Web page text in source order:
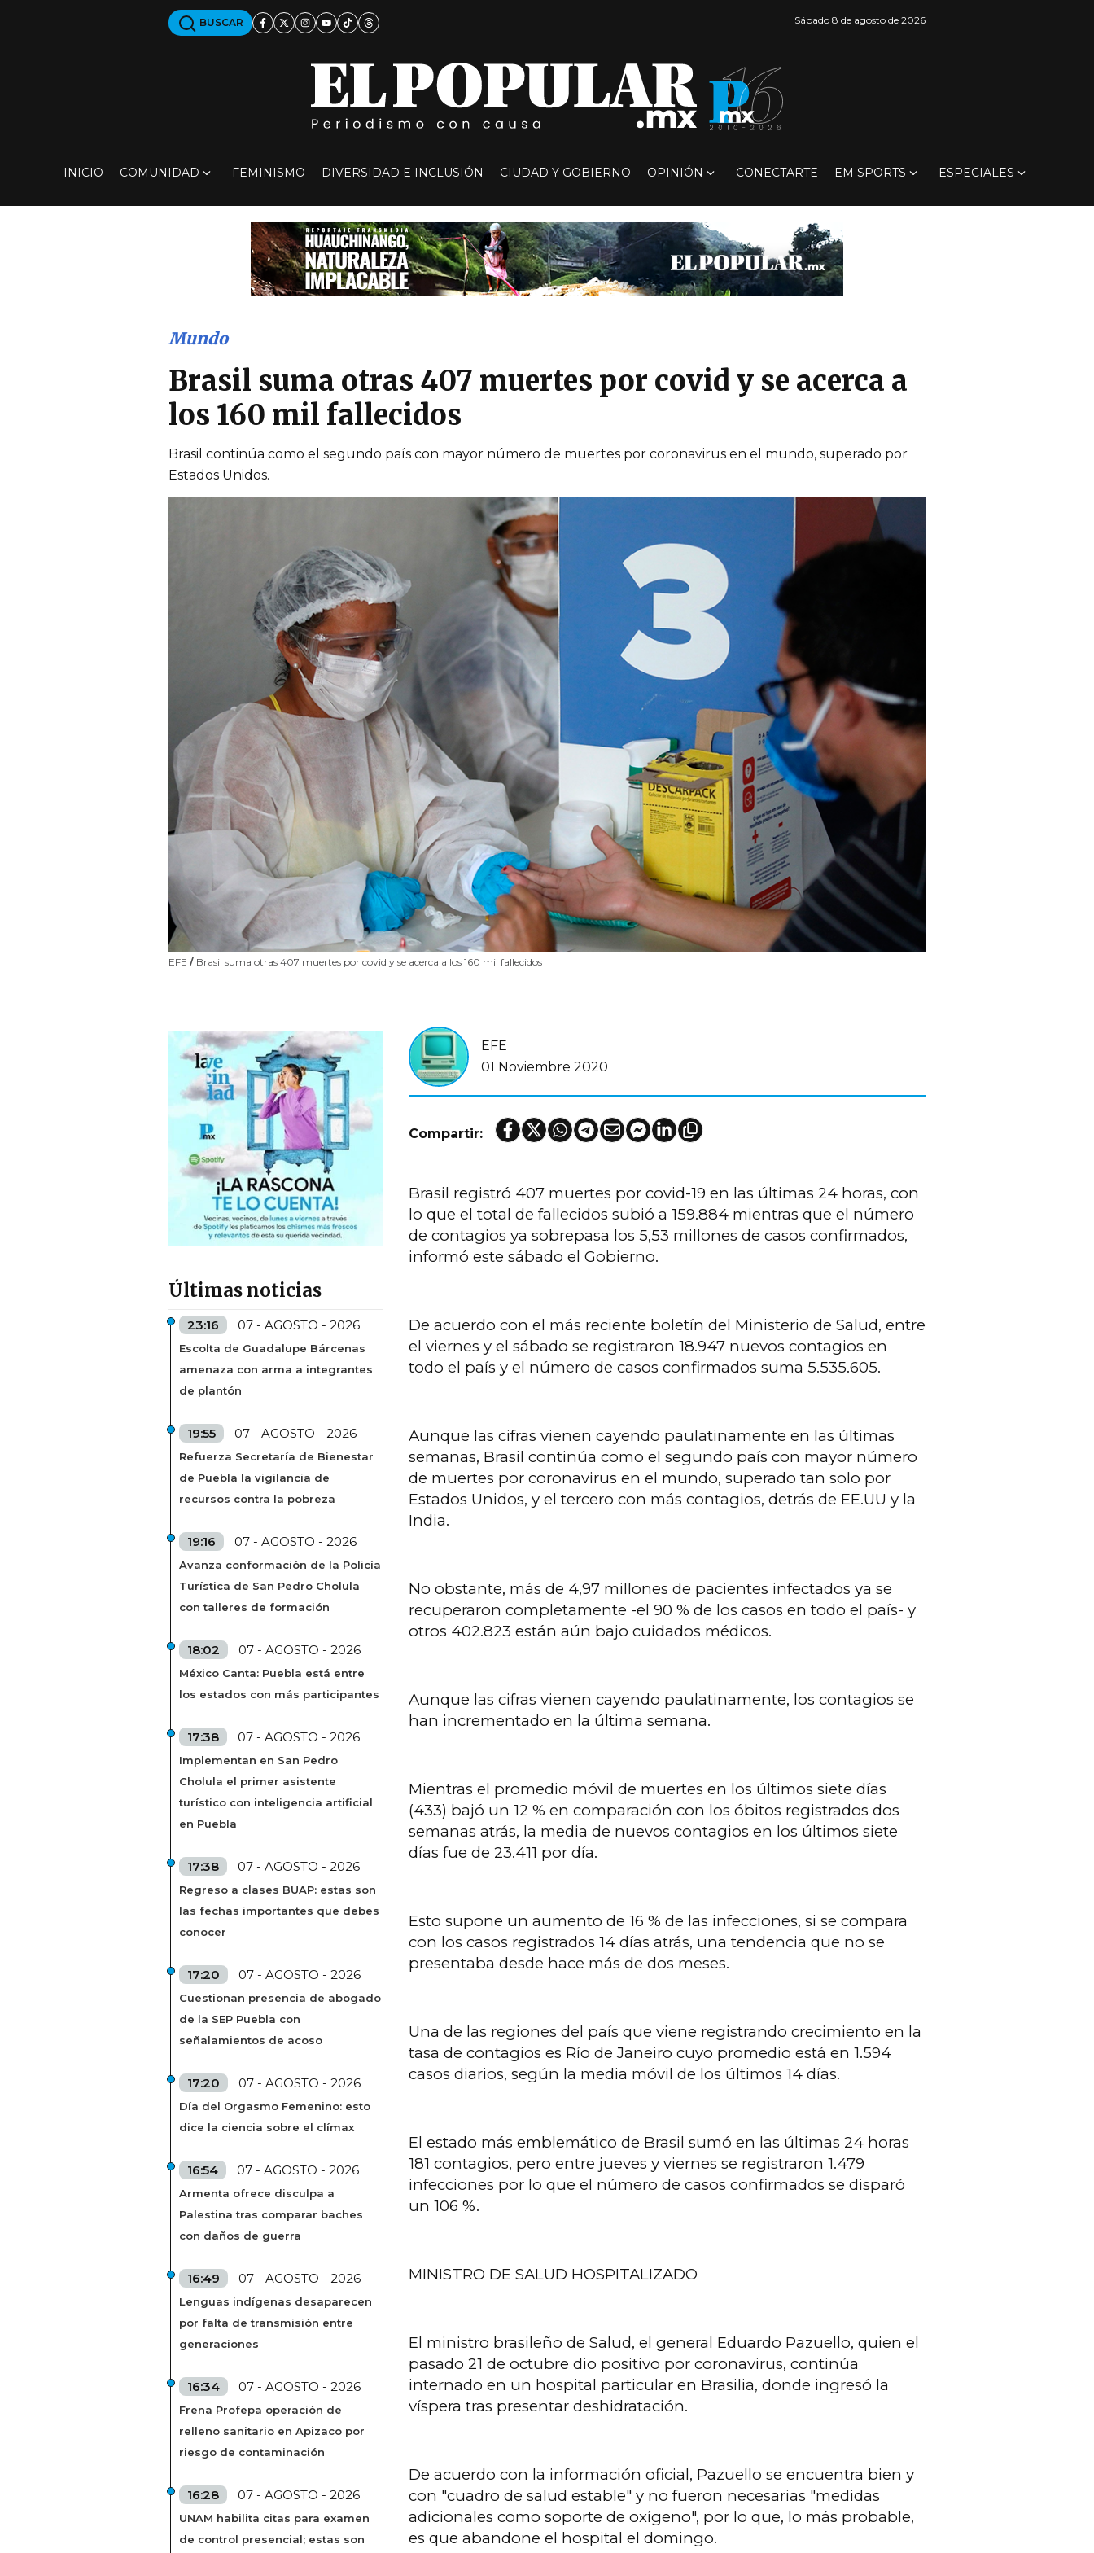
BUSCAR Sábado 8 de agosto de 2026
INICIO COMUNIDAD FEMINISMO DIVERSIDAD E INCLUSIÓN CIUDAD Y GOBIERNO OPINIÓN CONECTARTE EM SPORTS ESPECIALES
EFE / Brasil suma otras 407 muertes por covid y se acerca a los 160 mil fallecidos
Mundo
Brasil suma otras 407 muertes por covid y se acerca a
los 160 mil fallecidos
Brasil continúa como el segundo país con mayor número de muertes por coronavirus en el mundo, superado por
Estados Unidos.
Últimas noticias
23:16 07 - AGOSTO - 2026
Escolta de Guadalupe Bárcenas
amenaza con arma a integrantes
de plantón
19:55 07 - AGOSTO - 2026
Refuerza Secretaría de Bienestar
de Puebla la vigilancia de
recursos contra la pobreza
19:16 07 - AGOSTO - 2026
Avanza conformación de la Policía
Turística de San Pedro Cholula
con talleres de formación
18:02 07 - AGOSTO - 2026
México Canta: Puebla está entre
los estados con más participantes
17:38 07 - AGOSTO - 2026
Implementan en San Pedro
Cholula el primer asistente
turístico con inteligencia artificial
en Puebla
17:38 07 - AGOSTO - 2026
Regreso a clases BUAP: estas son
las fechas importantes que debes
conocer
17:20 07 - AGOSTO - 2026
Cuestionan presencia de abogado
de la SEP Puebla con
señalamientos de acoso
17:20 07 - AGOSTO - 2026
Día del Orgasmo Femenino: esto
dice la ciencia sobre el clímax
16:54 07 - AGOSTO - 2026
Armenta ofrece disculpa a
Palestina tras comparar baches
con daños de guerra
16:49 07 - AGOSTO - 2026
Lenguas indígenas desaparecen
por falta de transmisión entre
generaciones
16:34 07 - AGOSTO - 2026
Frena Profepa operación de
relleno sanitario en Apizaco por
riesgo de contaminación
16:28 07 - AGOSTO - 2026
UNAM habilita citas para examen
de control presencial; estas son
EFE
01 Noviembre 2020
Compartir:
Brasil registró 407 muertes por covid-19 en las últimas 24 horas, con
lo que el total de fallecidos subió a 159.884 mientras que el número
de contagios ya sobrepasa los 5,53 millones de casos confirmados,
informó este sábado el Gobierno.
De acuerdo con el más reciente boletín del Ministerio de Salud, entre
el viernes y el sábado se registraron 18.947 nuevos contagios en
todo el país y el número de casos confirmados suma 5.535.605.
Aunque las cifras vienen cayendo paulatinamente en las últimas
semanas, Brasil continúa como el segundo país con mayor número
de muertes por coronavirus en el mundo, superado tan solo por
Estados Unidos, y el tercero con más contagios, detrás de EE.UU y la
India.
No obstante, más de 4,97 millones de pacientes infectados ya se
recuperaron completamente -el 90 % de los casos en todo el país- y
otros 402.823 están aún bajo cuidados médicos.
Aunque las cifras vienen cayendo paulatinamente, los contagios se
han incrementado en la última semana.
Mientras el promedio móvil de muertes en los últimos siete días
(433) bajó un 12 % en comparación con los óbitos registrados dos
semanas atrás, la media de nuevos contagios en los últimos siete
días fue de 23.411 por día.
Esto supone un aumento de 16 % de las infecciones, si se compara
con los casos registrados 14 días atrás, una tendencia que no se
presentaba desde hace más de dos meses.
Una de las regiones del país que viene registrando crecimiento en la
tasa de contagios es Río de Janeiro cuyo promedio está en 1.594
casos diarios, según la media móvil de los últimos 14 días.
El estado más emblemático de Brasil sumó en las últimas 24 horas
181 contagios, pero entre jueves y viernes se registraron 1.479
infecciones por lo que el número de casos confirmados se disparó
un 106 %.
MINISTRO DE SALUD HOSPITALIZADO
El ministro brasileño de Salud, el general Eduardo Pazuello, quien el
pasado 21 de octubre dio positivo por coronavirus, continúa
internado en un hospital particular en Brasilia, donde ingresó la
víspera tras presentar deshidratación.
De acuerdo con la información oficial, Pazuello se encuentra bien y
con "cuadro de salud estable" y no fueron necesarias "medidas
adicionales como soporte de oxígeno", por lo que, lo más probable,
es que abandone el hospital el domingo.